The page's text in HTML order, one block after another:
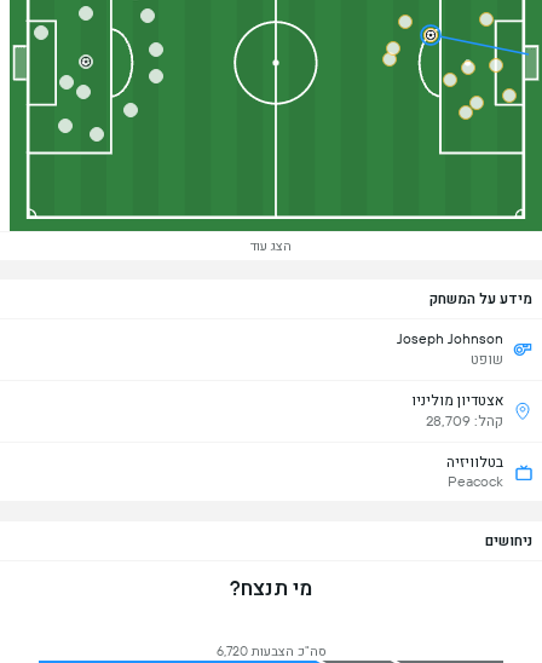
הצג עוד
מידע על המשחק
Joseph Johnson
שופט
אצטדיון מוליניו
קהל: 28,709
בטלוויזיה
Peacock
ניחושים
מי תנצח?
סה"כ הצבעות 6,720